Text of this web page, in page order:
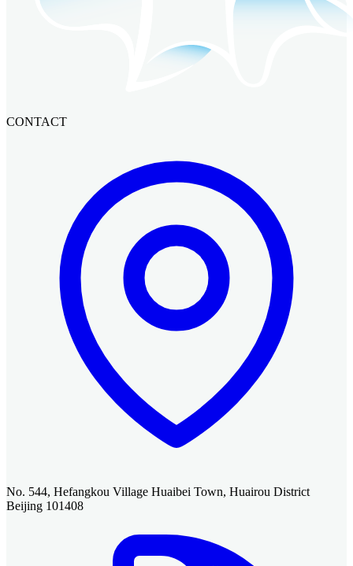
CONTACT
No. 544, Hefangkou Village Huaibei Town, Huairou District
Beijing 101408